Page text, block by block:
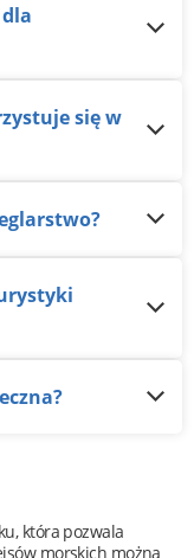
która pozwala
morskich można